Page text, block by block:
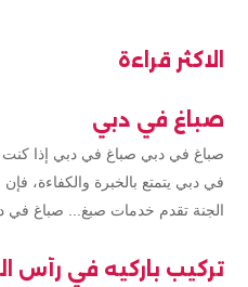
الاكثر قراءة
صباغ في دبي
صباغ في دبي صباغ في دبي إذا
في دبي يتمتع بالخبرة والكفاءة،
الجنة تقدم خدمات صبغ... صباغ في
تركيب باركيه في رأس